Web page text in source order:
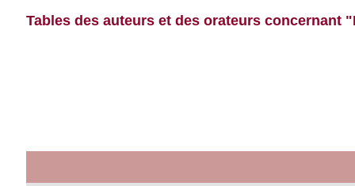
Tables des auteurs et des orateurs concernant